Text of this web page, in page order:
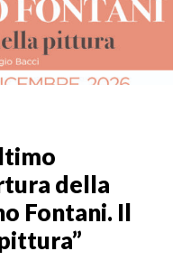
della
Fontani. Il